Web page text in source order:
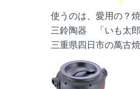
使うのは、愛用の？焼
三鈴陶器 「いも太郎
三重県四日市の萬古焼